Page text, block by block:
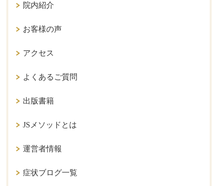
院内紹介
お客様の声
アクセス
よくあるご質問
出版書籍
JSメソッドとは
運営者情報
症状ブログ一覧